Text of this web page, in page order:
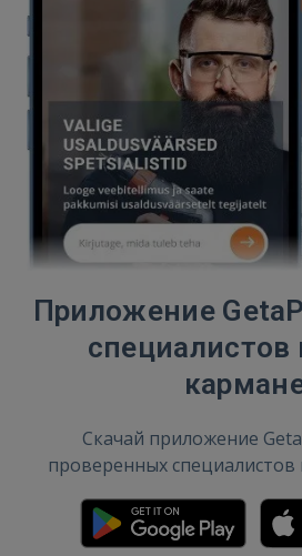
Приложение
специалистов
Скачай приложение
проверенных